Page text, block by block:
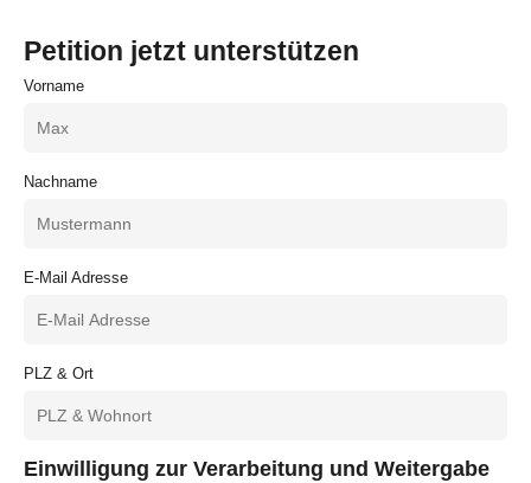
Petition jetzt unterstützen
Vorname
Nachname
E-Mail Adresse
PLZ & Ort
Einwilligung zur Verarbeitung und Weitergabe